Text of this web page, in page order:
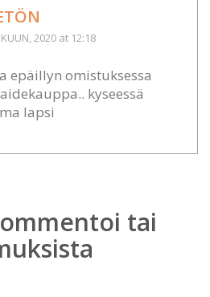
2020 at 12:18
epäillyn omistuksessa
kyseessä
lapsi
tai